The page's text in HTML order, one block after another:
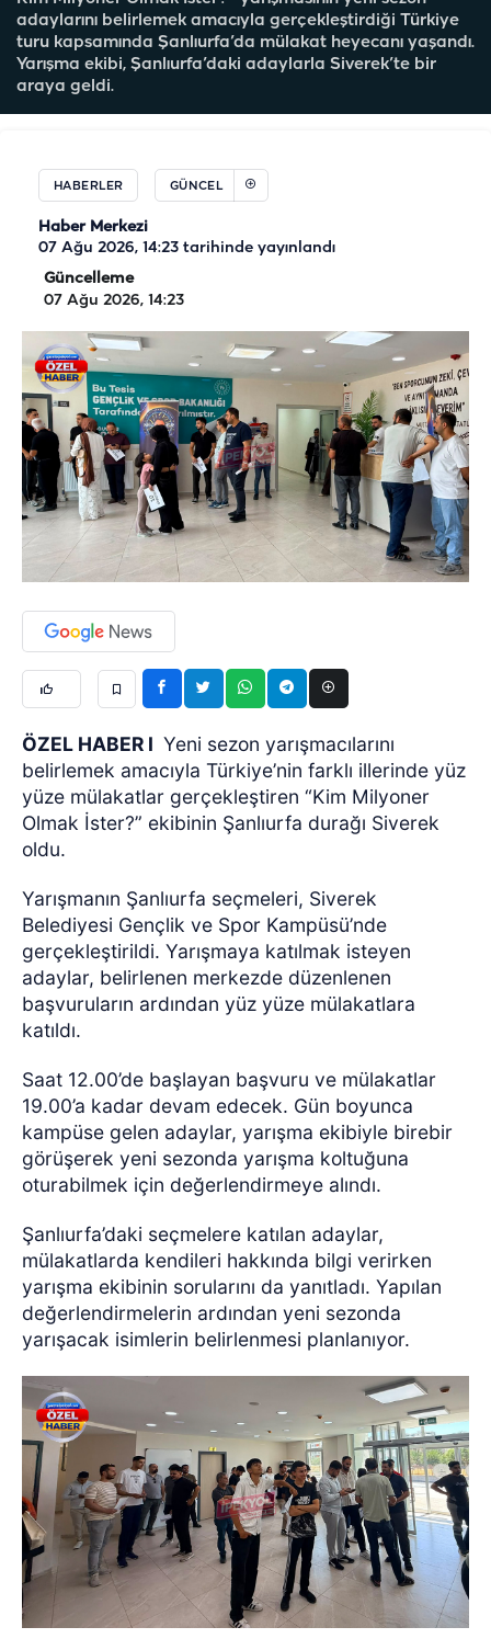
adaylarını belirlemek amacıyla gerçekleştirdiği Türkiye
turu kapsamında Şanlıurfa’da mülakat heyecanı yaşandı.
Yarışma ekibi, Şanlıurfa’daki adaylarla Siverek’te bir
araya geldi.
HABERLER GÜNCEL
Haber Merkezi
07 Ağu 2026, 14:23 tarihinde yayınlandı
Güncelleme
07 Ağu 2026, 14:23
ÖZEL HABER I Yeni sezon yarışmacılarını
belirlemek amacıyla Türkiye’nin farklı illerinde yüz
yüze mülakatlar gerçekleştiren “Kim Milyoner
Olmak İster?” ekibinin Şanlıurfa durağı Siverek
oldu.
Yarışmanın Şanlıurfa seçmeleri, Siverek
Belediyesi Gençlik ve Spor Kampüsü’nde
gerçekleştirildi. Yarışmaya katılmak isteyen
adaylar, belirlenen merkezde düzenlenen
başvuruların ardından yüz yüze mülakatlara
katıldı.
Saat 12.00’de başlayan başvuru ve mülakatlar
19.00’a kadar devam edecek. Gün boyunca
kampüse gelen adaylar, yarışma ekibiyle birebir
görüşerek yeni sezonda yarışma koltuğuna
oturabilmek için değerlendirmeye alındı.
Şanlıurfa’daki seçmelere katılan adaylar,
mülakatlarda kendileri hakkında bilgi verirken
yarışma ekibinin sorularını da yanıtladı. Yapılan
değerlendirmelerin ardından yeni sezonda
yarışacak isimlerin belirlenmesi planlanıyor.